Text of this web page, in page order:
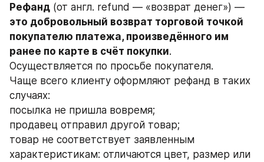
Рефанд
это добровольный возврат торговой точкой
покупателю платежа, произведённого им
ранее по карте в счёт покупки.
Осуществляется по просьбе покупателя.
Чаще всего клиенту оформляют рефанд в таких
случаях:
посылка не пришла вовремя;
продавец отправил другой товар;
товар не соответствует заявленным
характеристикам: отличаются цвет, размер или